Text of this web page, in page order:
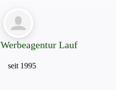
Werbeagentur Lauf
seit 1995